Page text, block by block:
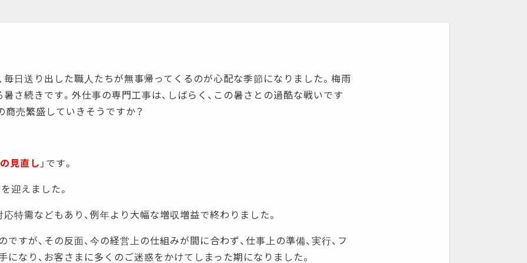
毎日送り出した職人たちが無事帰ってくるのが心配な季節になりました。梅雨
暑さ続きです。外仕事の専門工事は、しばらく、この暑さとの過酷な戦いです
商売繁盛していきそうですか？
見直し 」です。
迎えました。
特需などもあり、例年より大幅な増収増益で終わりました。
すが、その反面、今の経営上の仕組みが間に合わず、仕事上の準備、実行、フ
になり、お客さまに多くのご迷惑をかけてしまった期になりました。